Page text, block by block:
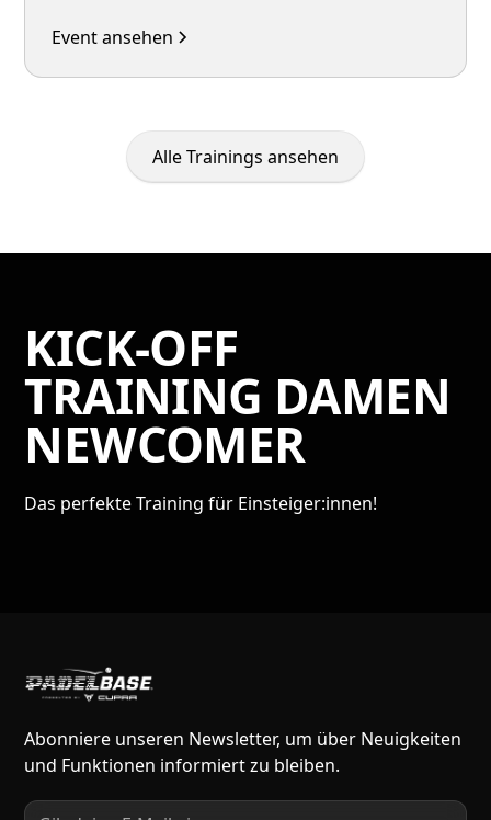
Event ansehen
Alle Trainings ansehen
KICK-OFF
TRAINING DAMEN
NEWCOMER
Das perfekte Training für Einsteiger:innen!
Abonniere unseren Newsletter, um über Neuigkeiten
und Funktionen informiert zu bleiben.